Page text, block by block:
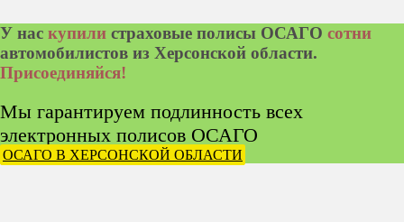
У нас купили страховые полисы ОСАГО сотни
автомобилистов из Херсонской области.
Присоединяйся!
Мы гарантируем подлинность всех
электронных полисов ОСАГО
ОСАГО В ХЕРСОНСКОЙ ОБЛАСТИ